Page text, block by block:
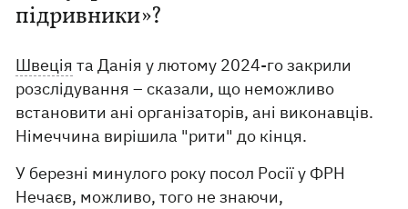
підривники»?
Швеція та Данія у лютому 2024-го закрили
розслідування – сказали, що неможливо
встановити ані організаторів, ані виконавців.
Німеччина вирішила "рити" до кінця.
У березні минулого року посол Росії у ФРН
Нечаєв, можливо, того не знаючи,